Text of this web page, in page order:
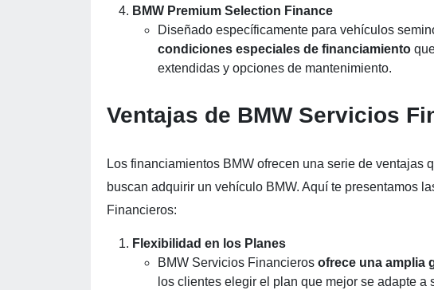
BMW Premium Selection Finance
Diseñado específicamente para vehículos
condiciones especiales de financiamiento
extendidas y opciones de mantenimiento.
Ventajas de BMW Servicios
Los financiamientos BMW ofrecen una serie de ventajas
buscan adquirir un vehículo BMW. Aquí te presentamos
Financieros:
Flexibilidad en los Planes
BMW Servicios Financieros ofrece una amplia
los clientes elegir el plan que mejor se adapte